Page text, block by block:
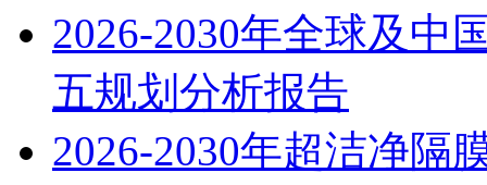
2026-2030年全球及中
五规划分析报告
2026-2030年超洁净隔